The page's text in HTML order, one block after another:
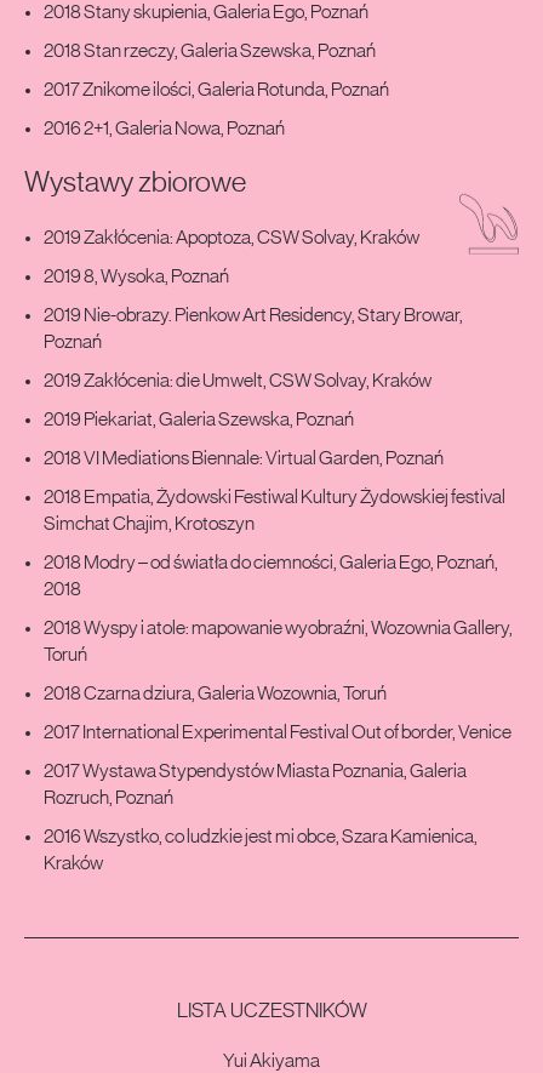
2018 Stany skupienia, Galeria Ego, Poznań
2018 Stan rzeczy, Galeria Szewska, Poznań
2017 Znikome ilości, Galeria Rotunda, Poznań
2016 2+1, Galeria Nowa, Poznań
Wystawy zbiorowe
2019 Zakłócenia: Apoptoza, CSW Solvay, Kraków
2019 8, Wysoka, Poznań
2019 Nie-obrazy. Pienkow Art Residency, Stary Browar,
Poznań
2019 Zakłócenia: die Umwelt, CSW Solvay, Kraków
2019 Piekariat, Galeria Szewska, Poznań
2018 VI Mediations Biennale: Virtual Garden, Poznań
2018 Empatia, Żydowski Festiwal Kultury Żydowskiej festival
Simchat Chajim, Krotoszyn
2018 Modry – od światła do ciemności, Galeria Ego, Poznań,
2018
2018 Wyspy i atole: mapowanie wyobraźni, Wozownia Gallery,
Toruń
2018 Czarna dziura, Galeria Wozownia, Toruń
2017 International Experimental Festival Out of border, Venice
2017 Wystawa Stypendystów Miasta Poznania, Galeria
Rozruch, Poznań
2016 Wszystko, co ludzkie jest mi obce, Szara Kamienica,
Kraków
LISTA UCZESTNIKÓW
Yui Akiyama